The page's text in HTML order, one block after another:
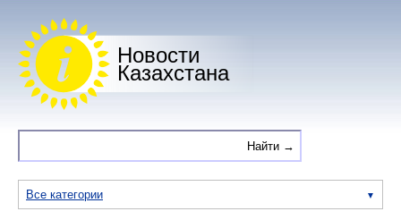
Новости
Казахстана
Все категории